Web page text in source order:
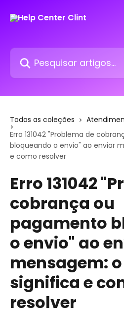
Pesquisar artigos...
Todas as coleções
Erro 131042 "Problema de
bloqueando o envio" ao enviar
e como resolver
Erro 131042
cobrança ou
pagamento
o envio" ao
mensagem:
significa e
resolver